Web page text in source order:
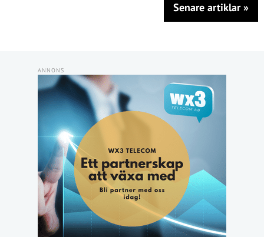
Senare artiklar»